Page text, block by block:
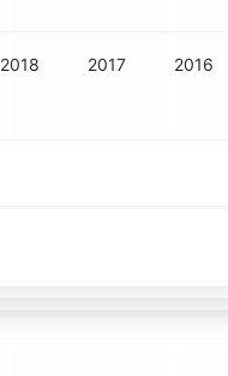
2018 2017 2016